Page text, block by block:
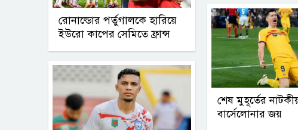
রোনাল্ডোর পর্তুগালকে হারিয়ে
ইউরো কাপের সেমিতে ফ্রান্স
শেষ মুহূর্তের
বার্সেলোনার জয়